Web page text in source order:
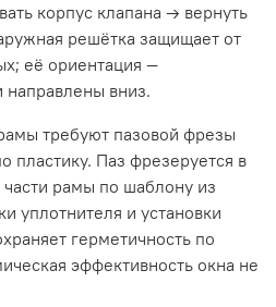
корпус клапана → вернуть
решётка защищает от
её ориентация —
направлены вниз.
требуют пазовой фрезы
пластику. Паз фрезеруется в
рамы по шаблону из
уплотнителя и установки
герметичность по
эффективность окна не